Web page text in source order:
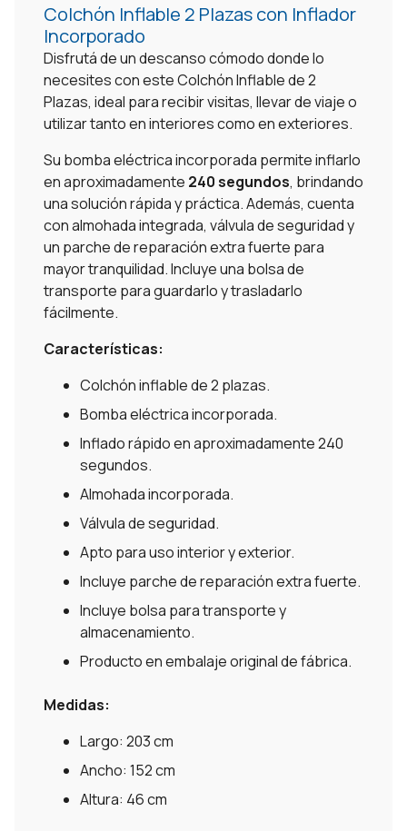
Colchón Inflable 2 Plazas con Inflador
Incorporado
Disfrutá de un descanso cómodo donde lo
necesites con este Colchón Inflable de 2
Plazas, ideal para recibir visitas, llevar de viaje o
utilizar tanto en interiores como en exteriores.
Su bomba eléctrica incorporada permite inflarlo
en aproximadamente 240 segundos, brindando
una solución rápida y práctica. Además, cuenta
con almohada integrada, válvula de seguridad y
un parche de reparación extra fuerte para
mayor tranquilidad. Incluye una bolsa de
transporte para guardarlo y trasladarlo
fácilmente.
Características:
Colchón inflable de 2 plazas.
Bomba eléctrica incorporada.
Inflado rápido en aproximadamente 240
segundos.
Almohada incorporada.
Válvula de seguridad.
Apto para uso interior y exterior.
Incluye parche de reparación extra fuerte.
Incluye bolsa para transporte y
almacenamiento.
Producto en embalaje original de fábrica.
Medidas:
Largo: 203 cm
Ancho: 152 cm
Altura: 46 cm